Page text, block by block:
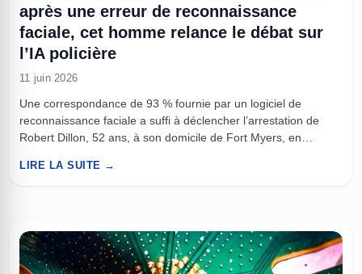
après une erreur de reconnaissance
faciale, cet homme relance le débat sur
l’IA policière
11 juin 2026
Une correspondance de 93 % fournie par un logiciel de
reconnaissance faciale a suffi à déclencher l’arrestation de
Robert Dillon, 52 ans, à son domicile de Fort Myers, en
Jacksonville Beach, à plus de 300 miles et environ cinq heures
LIRE LA SUITE →